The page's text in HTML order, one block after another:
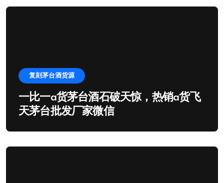
复刻茅台酒货源
一比一a货茅台酒石破天惊，热销a货飞
天茅台批发厂家微信